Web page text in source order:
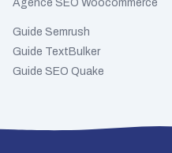
Agence SEO Woocommerce
Guide Semrush
Guide TextBulker
Guide SEO Quake